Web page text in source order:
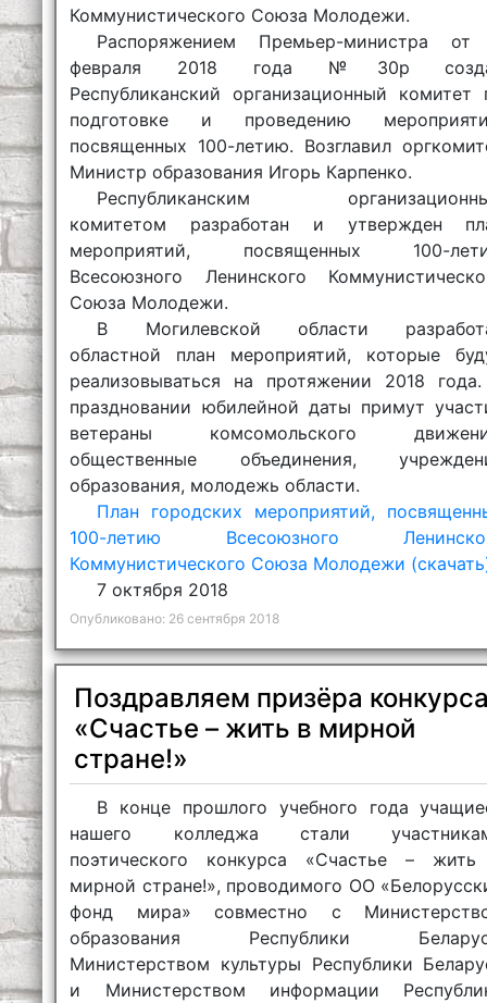
Коммунистического Союза Молодежи.
Распоряжением Премьер-министра
февраля 2018 года №30р
Республиканский организационный комитет
подготовке и проведению
посвященных 100-летию. Возглавил
Министр образования Игорь Карпенко.
Республиканским
комитетом разработан и утвержден
мероприятий, посвященных 100-
Всесоюзного Ленинского
Союза Молодежи.
В Могилевской области
областной план мероприятий, которые
реализовываться на протяжении 2018
праздновании юбилейной даты примут
ветераны комсомольского
общественные объединения,
образования, молодежь области.
План городских мероприятий,
100-летию Всесоюзного
Коммунистического Союза Молодежи
7 октября 2018
Опубликовано: 26 сентября 2018
Поздравляем призёра
«Счастье – жить в мирной
стране!»
В конце прошлого учебного года
нашего колледжа стали
поэтического конкурса «Счастье –
мирной стране!», проводимого ОО
фонд мира» совместно с
образования Республики
Министерством культуры Республики
и Министерством информации